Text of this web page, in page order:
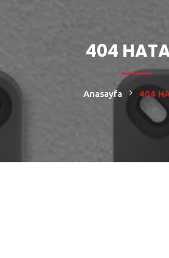
404
Anasayfa 404